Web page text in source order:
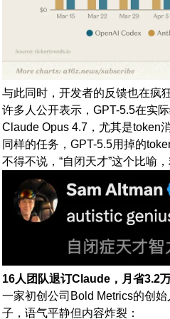
与此同时，开发者的反馈也在疯
许多人公开表示，GPT-5.5在实
Claude Opus 4.7，尤其是token消
同样的任务，GPT-5.5用掉的
不得不说，“自闭天才”这个比喻
16人团队退订Claude，月省3.2
一家初创公司Bold Metrics的创
子，语气平静但内容炸裂：